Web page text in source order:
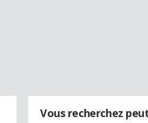
Vous recherchez